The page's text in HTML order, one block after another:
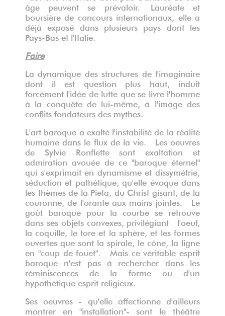
âge peuvent se prévaloir. Lauréate et
boursière de concours internationaux, elle a
déjà exposé dans plusieurs pays dont les
Pays-Bas et l'Italie.
Faire
La dynamique des structures de l'imaginaire
dont il est question plus haut, induit
forcément l'idée de lutte que se livre l'homme
à la conquête de lui-même, à l'image des
conflits fondateurs des mythes.
L'art baroque a exalté l'instabilité de la réalité
humaine dans le flux de la vie. Les oeuvres
de Sylvie Ronflette sont exaltation et
admiration avouée de ce "baroque éternel"
qui s'exprimait en dynamisme et dissymétrie,
séduction et pathétique, qu'elle évoque dans
les thèmes de la Pieta, du Christ gisant, de la
couronne, de l'orante aux mains jointes. Le
goût baroque pour la courbe se retrouve
dans ses objets convexes, privilégiant l'oeuf,
la coquille, le tore et la sphère, et les formes
ouvertes que sont la spirale, le cône, la ligne
en "coup de fouet". Mais ce véritable esprit
baroque n'est pas à rechercher dans les
réminiscences de la forme ou d'un
hypothétique esprit religieux.
Ses oeuvres - qu'elle affectionne d'ailleurs
montrer en "installation"- sont le théâtre